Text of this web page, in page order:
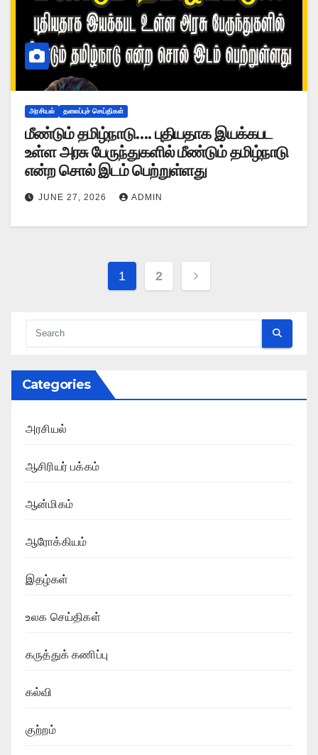
அரசியல் தலைப்புச் செய்திகள்
மீண்டும் தமிழ்நாடு…. புதியதாக இயக்கபட
உள்ள அரசு பேருந்துகளில் மீண்டும் தமிழ்நாடு
என்ற சொல் இடம் பெற்றுள்ளது
JUNE 27, 2026 ADMIN
Posts
1 2
Categories
அரசியல்
ஆசிரியர் பக்கம்
ஆன்மிகம்
ஆரோக்கியம்
இதழ்கள்
உலக செய்திகள்
கருத்துக் கணிப்பு
கல்வி
குற்றம்